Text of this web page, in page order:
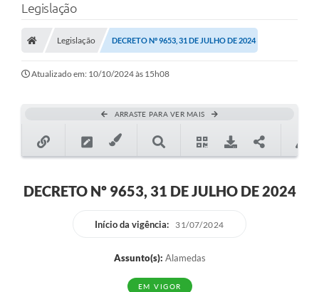
Legislação
Legislação DECRETO Nº 9653, 31 DE JULHO DE 2024
Atualizado em: 10/10/2024 às 15h08
ARRASTE PARA VER MAIS
DECRETO Nº 9653, 31 DE JULHO DE 2024
Início da vigência: 31/07/2024
Assunto(s): Alamedas
EM VIGOR